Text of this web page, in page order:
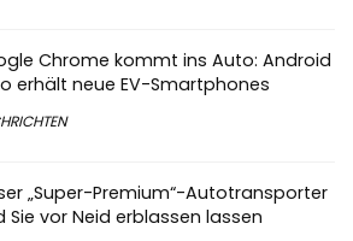
Chrome kommt ins Auto: Android
erhält neue EV-Smartphones
„Super-Premium“-Autotransporter
Sie vor Neid erblassen lassen